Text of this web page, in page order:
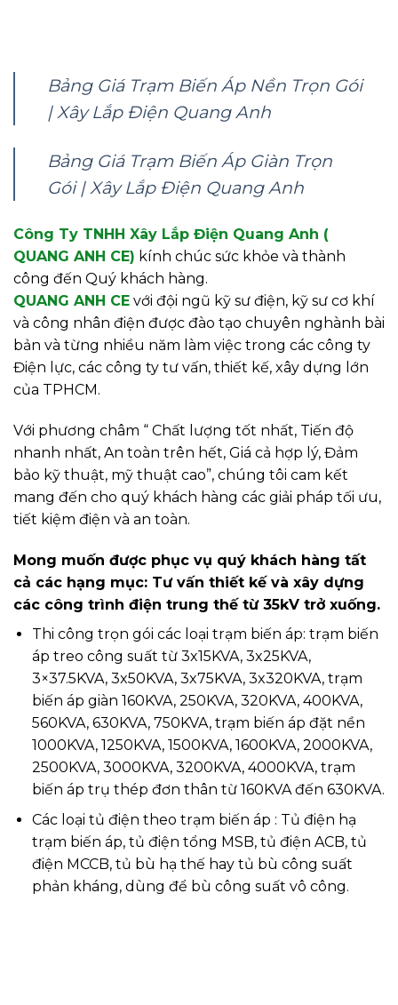
Bảng Giá Trạm Biến Áp Nền Trọn Gói
| Xây Lắp Điện Quang Anh
Bảng Giá Trạm Biến Áp Giàn Trọn
Gói | Xây Lắp Điện Quang Anh
Công Ty TNHH Xây Lắp Điện Quang Anh (
QUANG ANH CE) kính chúc sức khỏe và thành
công đến Quý khách hàng.
QUANG ANH CE với đội ngũ kỹ sư điện, kỹ sư cơ khí
và công nhân điện được đào tạo chuyên nghành bài
bản và từng nhiều năm làm việc trong các công ty
Điện lực, các công ty tư vấn, thiết kế, xây dựng lớn
của TPHCM.
Với phương châm “ Chất lượng tốt nhất, Tiến độ
nhanh nhất, An toàn trên hết, Giá cả hợp lý, Đảm
bảo kỹ thuật, mỹ thuật cao”, chúng tôi cam kết
mang đến cho quý khách hàng các giải pháp tối ưu,
tiết kiệm điện và an toàn.
Mong muốn được phục vụ quý khách hàng tất
cả các hạng mục: Tư vấn thiết kế và xây dựng
các công trình điện trung thế từ 35kV trở xuống.
Thi công trọn gói các loại trạm biến áp: trạm biến
áp treo công suất từ 3x15KVA, 3x25KVA,
3×37.5KVA, 3x50KVA, 3x75KVA, 3x320KVA, trạm
biến áp giàn 160KVA, 250KVA, 320KVA, 400KVA,
560KVA, 630KVA, 750KVA, trạm biến áp đặt nền
1000KVA, 1250KVA, 1500KVA, 1600KVA, 2000KVA,
2500KVA, 3000KVA, 3200KVA, 4000KVA, trạm
biến áp trụ thép đơn thân từ 160KVA đến 630KVA.
Các loại tủ điện theo trạm biến áp : Tủ điện hạ
trạm biến áp, tủ điện tổng MSB, tủ điện ACB, tủ
điện MCCB, tủ bù hạ thế hay tủ bù công suất
phản kháng, dùng để bù công suất vô công.